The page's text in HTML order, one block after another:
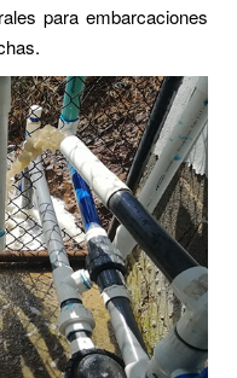
para embarcaciones